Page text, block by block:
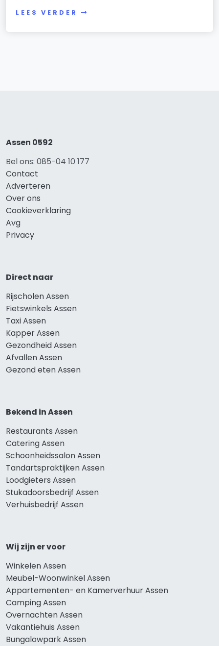
LEES VERDER
Assen 0592
Bel ons: 085-04 10 177
Contact
Adverteren
Over ons
Cookieverklaring
Avg
Privacy
Direct naar
Rijscholen Assen
Fietswinkels Assen
Taxi Assen
Kapper Assen
Gezondheid Assen
Afvallen Assen
Gezond eten Assen
Bekend in Assen
Restaurants Assen
Catering Assen
Schoonheidssalon Assen
Tandartspraktijken Assen
Loodgieters Assen
Stukadoorsbedrijf Assen
Verhuisbedrijf Assen
Wij zijn er voor
Winkelen Assen
Meubel-Woonwinkel Assen
Appartementen- en Kamerverhuur Assen
Camping Assen
Overnachten Assen
Vakantiehuis Assen
Bungalowpark Assen